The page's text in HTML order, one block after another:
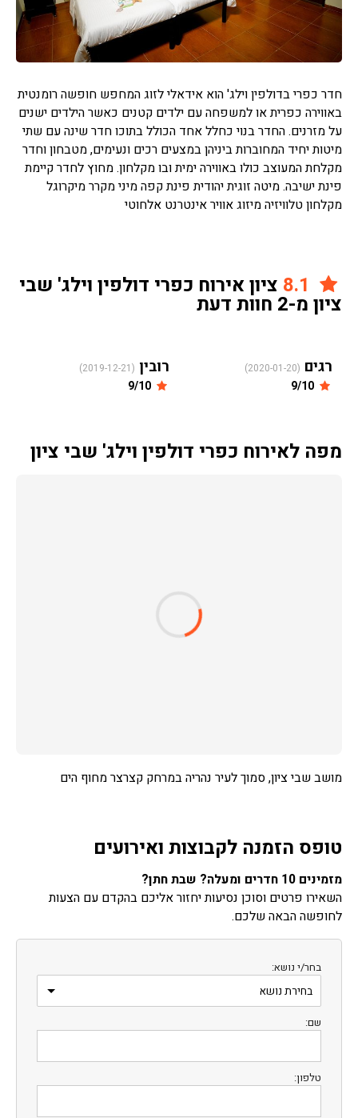
חדר כפרי בדולפין וילג' הוא אידאלי לזוג המחפש חופשה רומנטית
באווירה כפרית או למשפחה עם ילדים קטנים כאשר הילדים ישנים
על מזרנים. החדר בנוי כחלל אחד הכולל בתוכו חדר שינה עם שתי
מיטות יחיד המחוברות ביניהן במצעים רכים ונעימים, מטבחון וחדר
מקלחת המעוצב כולו באווירה ימית ובו מקלחון. מחוץ לחדר קיימת
פינת ישיבה. מיטה זוגית יהודית פינת קפה מיני מקרר מיקרוגל
מקלחון טלוויזיה מיזוג אוויר אינטרנט אלחוטי
ציון אירוח כפרי דולפין וילג' שבי
ציון מ-2 חוות דעת
רגים (2020-01-20) רובין (2019-12-21)
מפה לאירוח כפרי דולפין וילג' שבי ציון
מושב שבי ציון, סמוך לעיר נהריה במרחק קצרצר מחוף הים
טופס הזמנה לקבוצות ואירועים
מזמינים 10 חדרים ומעלה? שבת חתן?
השאירו פרטים וסוכן נסיעות יחזור אליכם בהקדם עם הצעות
לחופשה הבאה שלכם.
בחר/י נושא:
שם:
טלפון: